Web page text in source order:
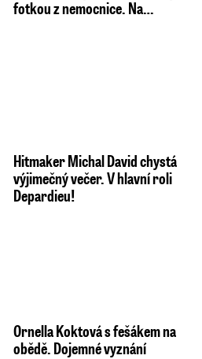
fotkou z nemocnice. Na…
Hitmaker Michal David chystá
výjimečný večer. V hlavní roli
Depardieu!
Ornella Koktová s fešákem na
obědě. Dojemné vyznání